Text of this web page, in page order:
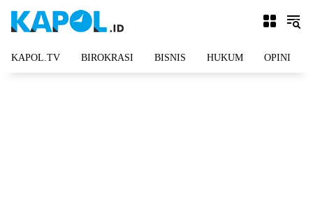
KAPOL.TV BIROKRASI BISNIS HUKUM OPINI